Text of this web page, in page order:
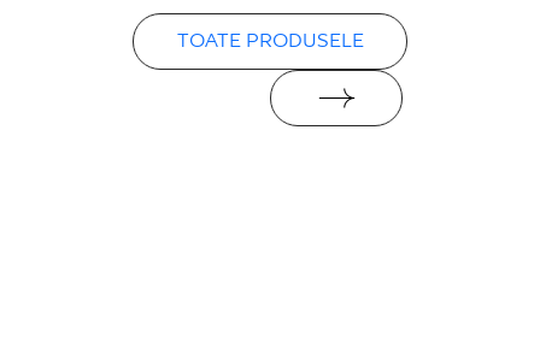
TOATE PRODUSELE